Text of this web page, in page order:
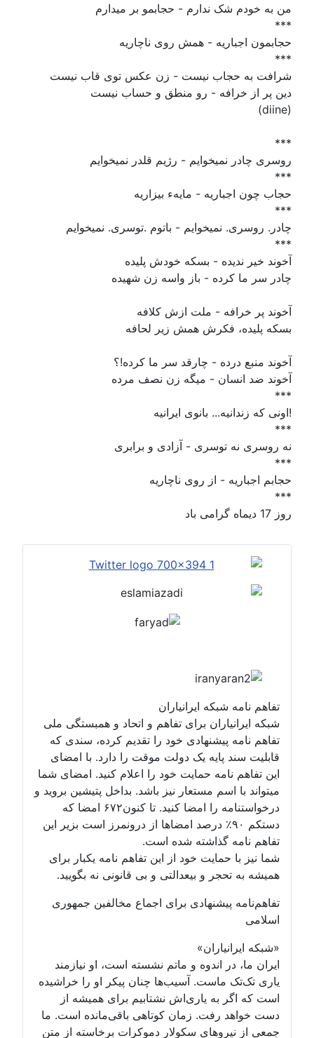
من به خودم شک ندارم - حجابمو بر میدارم
***
حجابمون اجباریه - همش روی ناچاریه
***
شرافت به حجاب نیست - زن عکس توی قاب نیست
دین پر از خرافه - رو منطق و حساب نیست
(diine)
***
روسری چادر نمیخوایم - رژیم قلدر نمیخوایم
***
حجاب چون اجباریه - مایهء بیزاریه
***
چادر. روسری. نمیخوایم - باتوم .توسری. نمیخوایم
***
آخوند خیر ندیده - بسکه خودش پلیده
چادر سر ما کرده - باز واسه زن شهیده
آخوند پر خرافه - ملت ازش کلافه
بسکه پلیده، فکرش همش زیر لحافه
آخوند منبع درده - چارقد سر ما کرده!؟
آخوند ضد انسان - میگه زن نصف مرده
***
!اونی که زندانیه... بانوی ایرانیه
***
نه روسری نه توسری - آزادی و برابری
***
حجابم اجباریه - از روی ناچاریه
***
روز 17 دیماه گرامی باد
تفاهم نامه شبکه ایرانیاران
شبکه ایرانیاران برای تفاهم و اتحاد و همبستگی ملی
تفاهم نامه پیشنهادی خود را تقدیم کرده، سندی که
قابلیت سند پایه یک دولت موقت را دارد. با امضای
این تفاهم نامه حمایت خود را اعلام کنید. امضای شما
میتواند با اسم مستعار نیز باشد. بداخل پتیشین بروید و
درخواستنامه را امضا کنید. تا کنون۶۷۲ امضا که
دستکم ۹۰٪ درصد امضاها از درونمرز است بزیر این
تفاهم نامه گذاشته شده است.
شما نیز با حمایت خود از این تفاهم نامه یکبار برای
همیشه به تحجر و بیعدالتی و بی قانونی نه بگویید.
تفاهم‌نامه پیشنهادی برای اجماع مخالفین جمهوری
اسلامی
«شبکه ایرانیاران»
ایران ما، در اندوه و ماتم نشسته است، او نیازمند
یاری تک‌تک ماست. آسیب‌ها چنان پیکر او را خراشیده
است که اگر به یاری‌اش نشتابیم برای همیشه از
دست خواهد رفت. زمان کوتاهی باقی‌مانده است. ما
جمعی از نیروهای سکولار دموکرات برخاسته از متن